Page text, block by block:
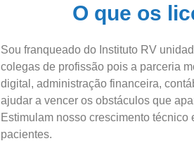
O que os
Sou franqueado do Instituto RV
colegas de profissão pois a parceria
digital, administração financeira,
ajudar a vencer os obstáculos que
Estimulam nosso crescimento
pacientes.